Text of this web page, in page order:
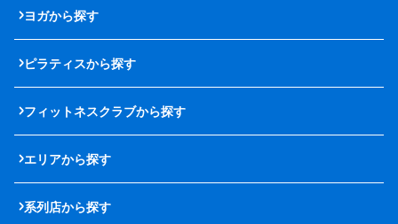
ヨガから探す
ピラティスから探す
フィットネスクラブから探す
エリアから探す
系列店から探す